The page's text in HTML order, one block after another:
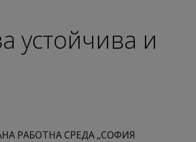
устойчива и
РАБОТНА СРЕДА „СОФИЯ